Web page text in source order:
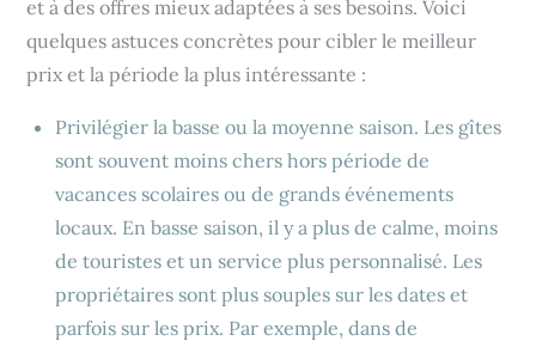
et à des offres mieux adaptées à ses besoins. Voici
quelques astuces concrètes pour cibler le meilleur
prix et la période la plus intéressante :
Privilégier la basse ou la moyenne saison. Les gîtes
sont souvent moins chers hors période de
vacances scolaires ou de grands événements
locaux. En basse saison, il y a plus de calme, moins
de touristes et un service plus personnalisé. Les
propriétaires sont plus souples sur les dates et
parfois sur les prix. Par exemple, dans de